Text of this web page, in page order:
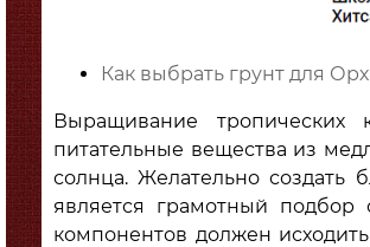
Как выбрать грунт для
Выращивание
питательные вещества из
солнца. Желательно
является грамотный
компонентов должен